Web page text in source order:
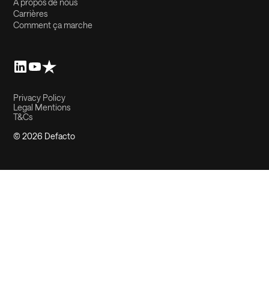
Carrières
Comment ça marche
© 2026 Defacto
Privacy Policy
Legal Mentions
T&Cs